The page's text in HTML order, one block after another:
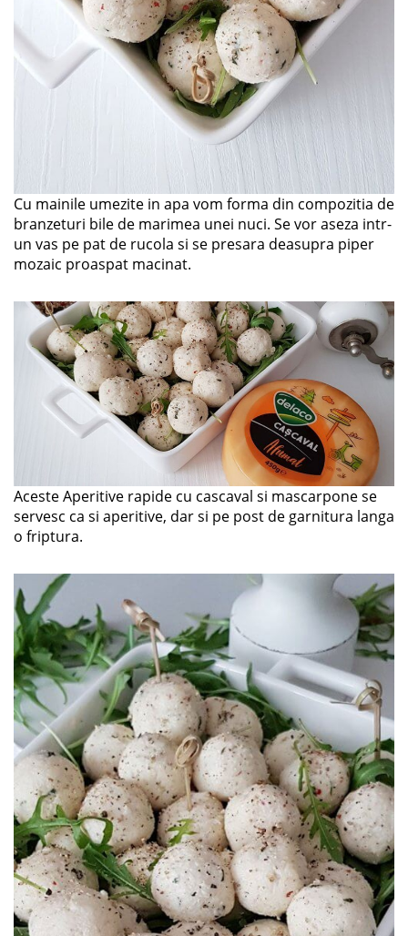
Cu mainile umezite in apa vom forma din compozitia de
branzeturi bile de marimea unei nuci. Se vor aseza intr-
un vas pe pat de rucola si se presara deasupra piper
mozaic proaspat macinat.
Aceste Aperitive rapide cu cascaval si mascarpone se
servesc ca si aperitive, dar si pe post de garnitura langa
o friptura.